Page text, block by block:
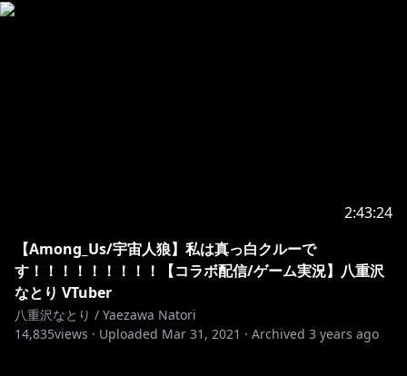
2:43:24
【Among_Us/宇宙人狼】私は真っ白クルーで
す！！！！！！！！！【コラボ配信/ゲーム実況】八重沢
なとり VTuber
八重沢なとり / Yaezawa Natori
14,835views · Uploaded Mar 31, 2021 · Archived 3 years ago